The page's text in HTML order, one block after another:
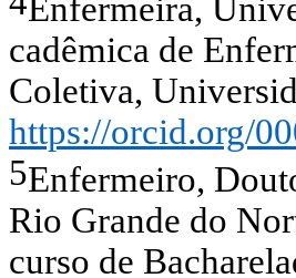
Enfermeira,
cadêmica de
Coletiva,
https://orcid.org/
5Enfermeiro,
Rio Grande do
curso de